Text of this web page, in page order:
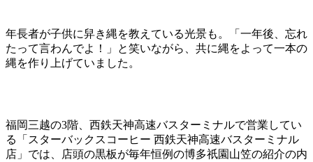
年長者が子供に舁き縄を教えている光景も。「一年後、忘れ
たって言わんでよ！」と笑いながら、共に縄をよって一本の
縄を作り上げていました。
福岡三越の3階、西鉄天神高速バスターミナルで営業してい
る「スターバックスコーヒー 西鉄天神高速バスターミナル
店」では、店頭の黒板が毎年恒例の博多祇園山笠の紹介の内